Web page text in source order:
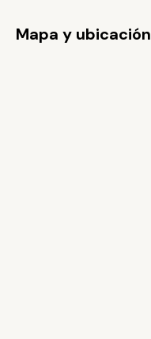
Mapa y ubicación